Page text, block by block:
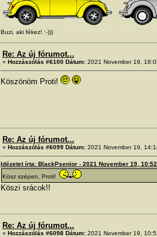
Buzi, aki fékez! :-)))
Re: Az új fórumot...
« Hozzászólás #6100 Dátum: 2021 November 19,
Köszönöm Proti!
Re: Az új fórumot...
« Hozzászólás #6099 Dátum: 2021 November 19,
Idézetet írta: BlackPsenior - 2021 November 19,
Kösz szépen, Proti!
Köszi srácok!!
Re: Az új fórumot...
« Hozzászólás #6098 Dátum: 2021 November 19,